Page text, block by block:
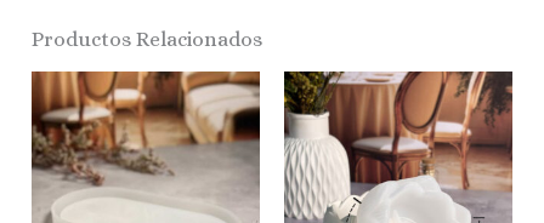
Productos Relacionados